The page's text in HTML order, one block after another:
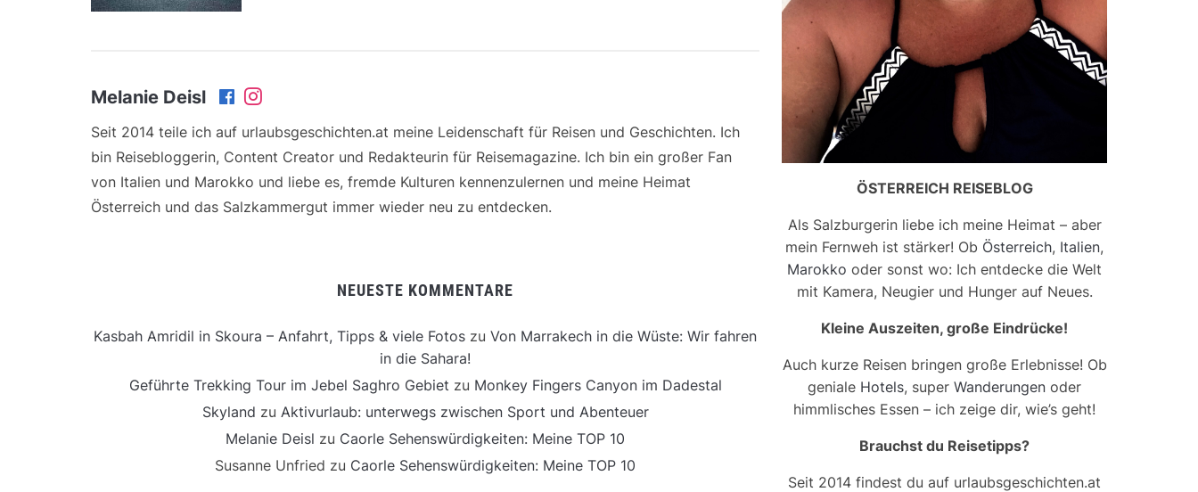
Melanie Deisl
Seit 2014 teile ich auf urlaubsgeschichten.at meine Leidenschaft für Reisen und Geschichten. Ich
bin Reisebloggerin, Content Creator und Redakteurin für Reisemagazine. Ich bin ein großer Fan
von Italien und Marokko und liebe es, fremde Kulturen kennenzulernen und meine Heimat
Österreich und das Salzkammergut immer wieder neu zu entdecken.
NEUESTE KOMMENTARE
Kasbah Amridil in Skoura – Anfahrt, Tipps & viele Fotos zu Von Marrakech in die Wüste: Wir fahren
in die Sahara!
Geführte Trekking Tour im Jebel Saghro Gebiet zu Monkey Fingers Canyon im Dadestal
Skyland zu Aktivurlaub: unterwegs zwischen Sport und Abenteuer
Melanie Deisl zu Caorle Sehenswürdigkeiten: Meine TOP 10
Susanne Unfried zu Caorle Sehenswürdigkeiten: Meine TOP 10
ÖSTERREICH REISEBLOG
Als Salzburgerin liebe ich meine Heimat – aber
mein Fernweh ist stärker! Ob Österreich, Italien,
Marokko oder sonst wo: Ich entdecke die Welt
mit Kamera, Neugier und Hunger auf Neues.
Kleine Auszeiten, große Eindrücke!
Auch kurze Reisen bringen große Erlebnisse! Ob
geniale Hotels, super Wanderungen oder
himmlisches Essen – ich zeige dir, wie’s geht!
Brauchst du Reisetipps?
Seit 2014 findest du auf urlaubsgeschichten.at